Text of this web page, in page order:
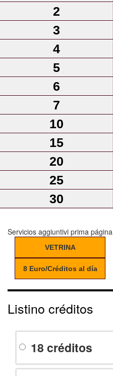
2
3
4
5
6
7
10
15
20
25
30
Servicios aggiuntivi prima página
VETRINA
8 Euro/Créditos al día
Listino créditos
18 créditos